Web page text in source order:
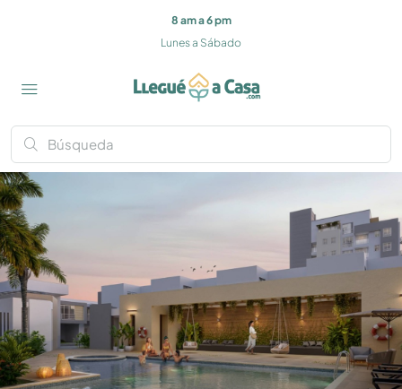
8 am a 6 pm
Lunes a Sábado